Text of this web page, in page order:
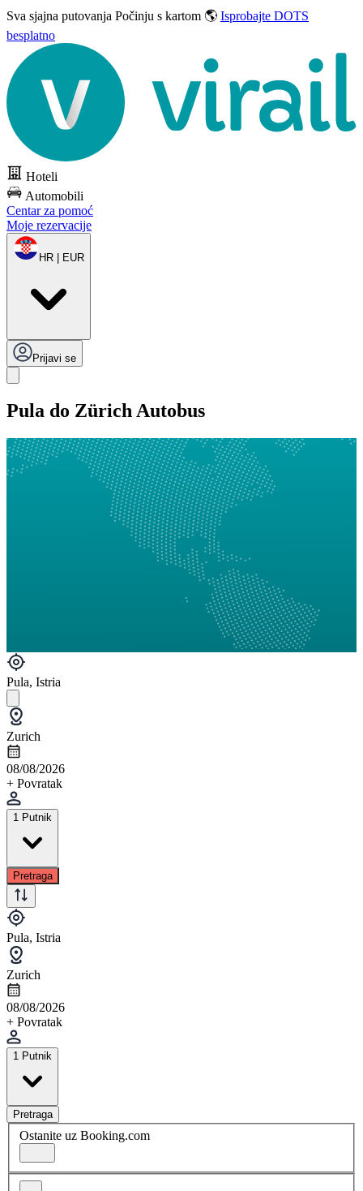
Sva sjajna putovanja Počinju s kartom 🌎 Isprobajte DOTS
besplatno
Hoteli
Automobili
Centar za pomoć
Moje rezervacije
HR | EUR
Prijavi se
Pula do Zürich Autobus
Pula, Istria
Zurich
08/08/2026
+ Povratak
1 Putnik
Pretraga
Pula, Istria
Zurich
08/08/2026
+ Povratak
1 Putnik
Pretraga
Ostanite uz Booking.com